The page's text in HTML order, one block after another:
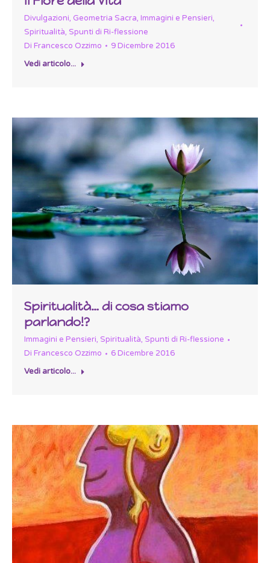
Divulgazioni, Geometria Sacra, Immagini e Pensieri,
Spiritualità, Spunti di Ri-flessione
Di Francesco Ozzimo
9 Dicembre 2016
Vedi articolo...
Spiritualità… di cosa stiamo
parlando!?
Immagini e Pensieri, Spiritualità, Spunti di Ri-flessione
Di Francesco Ozzimo
6 Dicembre 2016
Vedi articolo...